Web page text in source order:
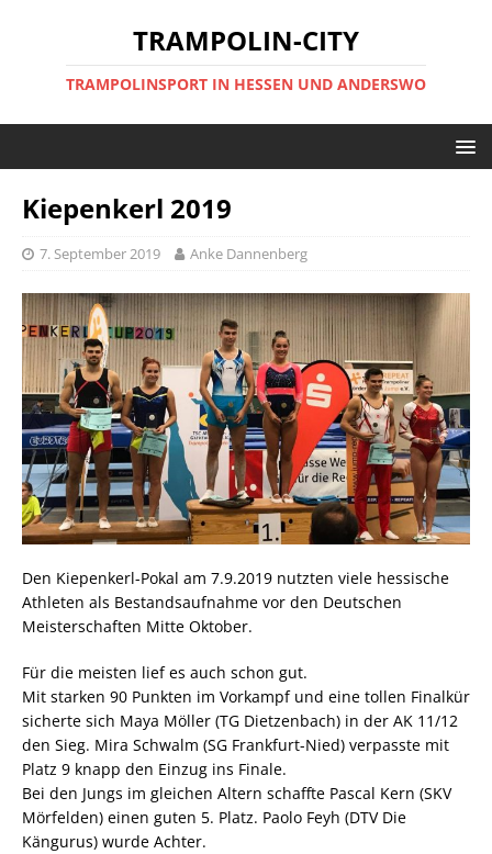
TRAMPOLIN-CITY
TRAMPOLINSPORT IN HESSEN UND ANDERSWO
Kiepenkerl 2019
7. September 2019 Anke Dannenberg
Den Kiepenkerl-Pokal am 7.9.2019 nutzten viele hessische
Athleten als Bestandsaufnahme vor den Deutschen
Meisterschaften Mitte Oktober.
Für die meisten lief es auch schon gut.
Mit starken 90 Punkten im Vorkampf und eine tollen Finalkür
sicherte sich Maya Möller (TG Dietzenbach) in der AK 11/12
den Sieg. Mira Schwalm (SG Frankfurt-Nied) verpasste mit
Platz 9 knapp den Einzug ins Finale.
Bei den Jungs im gleichen Altern schaffte Pascal Kern (SKV
Mörfelden) einen guten 5. Platz. Paolo Feyh (DTV Die
Kängurus) wurde Achter.